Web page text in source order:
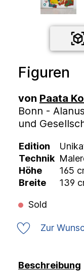
Figuren
von Paata
Bonn -
und
Edition
Technik
Höhe
165
Breite
139
Sold
Zur
Beschreibung